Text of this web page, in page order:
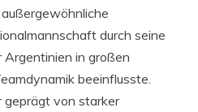
durch seine
Argentinien in großen
beeinflusste.
geprägt von starker